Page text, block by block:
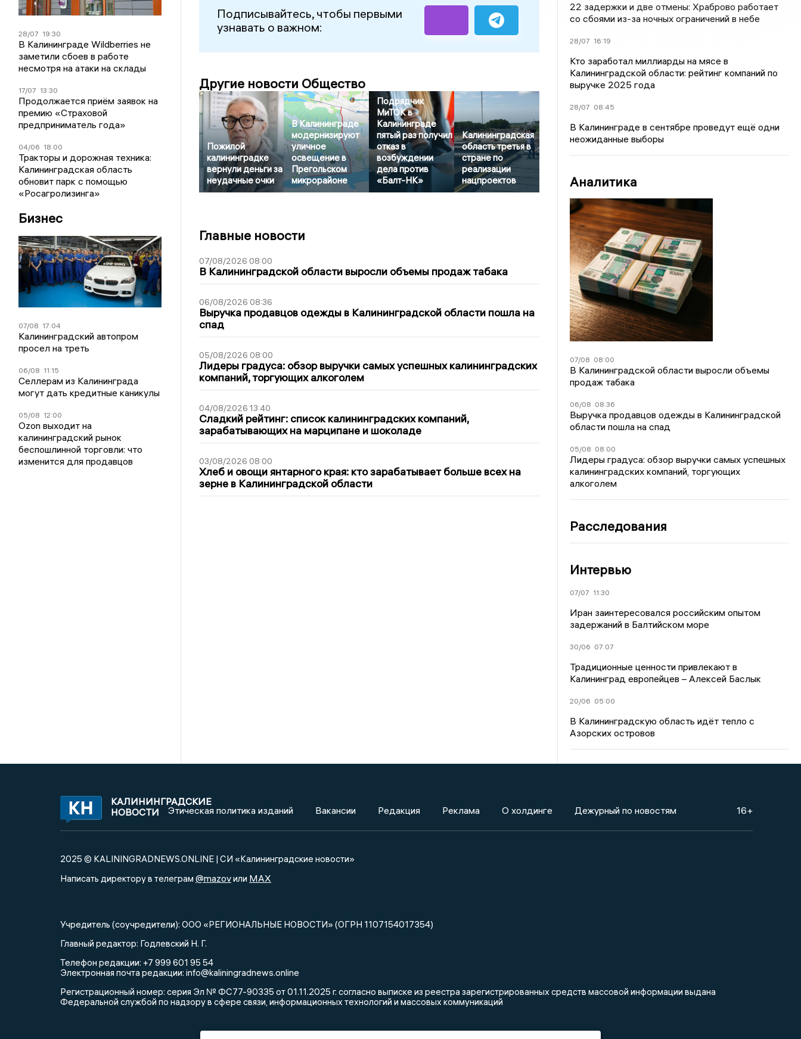
28/07 19:30
В Калининграде Wildberries не
заметили сбоев в работе
несмотря на атаки на склады
17/07 13:30
Продолжается приём заявок на
премию «Страховой
предприниматель года»
04/06 18:00
Тракторы и дорожная техника:
Калининградская область
обновит парк с помощью
«Росагролизинга»
Бизнес
07/08 17:04
Калининградский автопром
просел на треть
06/08 11:15
Селлерам из Калининграда
могут дать кредитные каникулы
05/08 12:00
Ozon выходит на
калининградский рынок
беспошлинной торговли: что
изменится для продавцов
Подписывайтесь, чтобы первыми
узнавать о важном:
Другие новости Общество
Пожилой
калининградке
вернули деньги за
неудачные очки
В Калининграде
модернизируют
уличное
освещение в
Прегольском
микрорайоне
Подрядчик
МиТОК в
Калининграде
пятый раз получил
отказ в
возбуждении
дела против
«Балт-НК»
Калининградская
область третья в
стране по
реализации
нацпроектов
Главные новости
07/08/2026 08:00
В Калининградской области выросли объемы продаж табака
06/08/2026 08:36
Выручка продавцов одежды в Калининградской области пошла на
спад
05/08/2026 08:00
Лидеры градуса: обзор выручки самых успешных калининградских
компаний, торгующих алкоголем
04/08/2026 13:40
Сладкий рейтинг: список калининградских компаний,
зарабатывающих на марципане и шоколаде
03/08/2026 08:00
Хлеб и овощи янтарного края: кто зарабатывает больше всех на
зерне в Калининградской области
22 задержки и две отмены: Храброво работает
со сбоями из-за ночных ограничений в небе
28/07 16:19
Кто заработал миллиарды на мясе в
Калининградской области: рейтинг компаний по
выручке 2025 года
28/07 08:45
В Калининграде в сентябре проведут ещё одни
неожиданные выборы
Аналитика
07/08 08:00
В Калининградской области выросли объемы
продаж табака
06/08 08:36
Выручка продавцов одежды в Калининградской
области пошла на спад
05/08 08:00
Лидеры градуса: обзор выручки самых успешных
калининградских компаний, торгующих
алкоголем
Расследования
Интервью
07/07 11:30
Иран заинтересовался российским опытом
задержаний в Балтийском море
30/06 07:07
Традиционные ценности привлекают в
Калининград европейцев – Алексей Баслык
20/06 05:00
В Калининградскую область идёт тепло с
Азорских островов
КАЛИНИНГРАДСКИЕ
НОВОСТИ
Этическая политика изданий Вакансии Редакция Реклама О холдинге Дежурный по новостям 16+
2025 © KALININGRADNEWS.ONLINE | СИ «Калининградские новости»
Написать директору в телеграм @mazovили MAX
Учредитель (соучредители): ООО «РЕГИОНАЛЬНЫЕ НОВОСТИ» (ОГРН 1107154017354)
Главный редактор: Годлевский Н. Г.
Телефон редакции: +7 999 601 95 54
Электронная почта редакции: info@kaliningradnews.online
Регистрационный номер: серия Эл № ФС77-90335 от 01.11.2025 г. согласно выписке из реестра зарегистрированных средств массовой информации выдана
Федеральной службой по надзору в сфере связи, информационных технологий и массовых коммуникаций